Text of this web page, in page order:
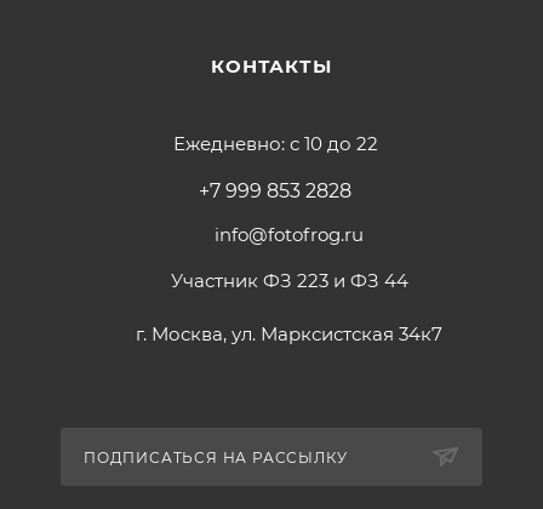
КОНТАКТЫ
Ежедневно: с 10 до 22
+7 999 853 2828
info@fotofrog.ru
Участник ФЗ 223 и ФЗ 44
г. Москва, ул. Марксистская 34к7
ПОДПИСАТЬСЯ НА РАССЫЛКУ